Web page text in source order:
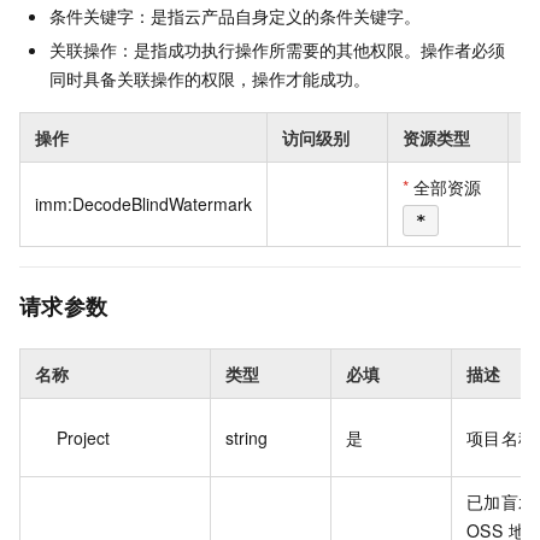
条件关键字：是指云产品自身定义的条件关键字。
关联操作：是指成功执行操作所需要的其他权限。操作者必须
同时具备关联操作的权限，操作才能成功。
操作 访问级别 资源类型
imm:DecodeBlindWatermark
* 全部资源
*
请求参数
名称 类型 必填 描述
Project string 是 项目名称
已加盲
OSS 地